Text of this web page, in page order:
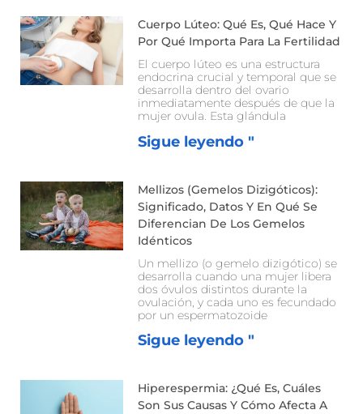
Cuerpo Lúteo: Qué Es, Qué Hace Y
Por Qué Importa Para La Fertilidad
El cuerpo lúteo es una estructura
endocrina crucial y temporal que se
desarrolla dentro del ovario
inmediatamente después de que la
mujer ovula. Esta glándula
Sigue leyendo "
Mellizos (gemelos Dizigóticos):
Significado, Datos Y En Qué Se
Diferencian De Los Gemelos
Idénticos
Un mellizo (o gemelo dizigótico) se
desarrolla cuando una mujer libera
dos óvulos distintos durante la
ovulación, y cada uno es fecundado
por un espermatozoide
Sigue leyendo "
Hiperespermia: ¿Qué Es, Cuáles
Son Sus Causas Y Cómo Afecta A